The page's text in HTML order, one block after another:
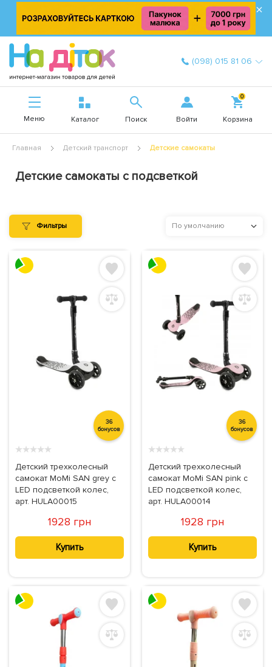
×
(098) 015 81 06
Меню Каталог Поиск Войти
0
Корзина
Главная Детский транспорт Детские самокаты
Детские самокаты с подсветкой
Фильтры По умолчанию
36
бонусов
★★★★★
Детский трехколесный
самокат MoMi SAN grey с
LED подсветкой колес,
арт. HULA00015
1928 грн
Купить
36
бонусов
★★★★★
Детский трехколесный
самокат MoMi SAN pink с
LED подсветкой колес,
арт. HULA00014
1928 грн
Купить